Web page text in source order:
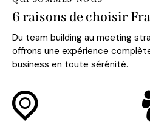
6 raisons de choisir
Du team building au meeting
offrons une expérience
business en toute sérénité.